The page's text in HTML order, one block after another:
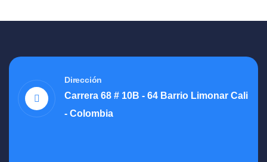
Dirección
Carrera 68 # 10B - 64 Barrio Limonar Cali
- Colombia